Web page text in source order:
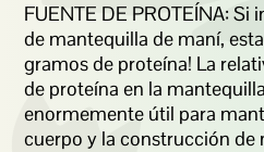
FUENTE DE PROTEÍNA: Si
de mantequilla de maní,
gramos de proteína! La
de proteína en la
enormemente útil para
cuerpo y la construcción de